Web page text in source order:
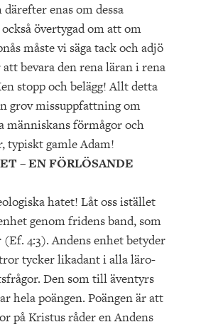
enas om dessa
övertygad om att om
måste vi säga tack och adjö
bevara den rena läran i rena
stopp och belägg! Allt detta
grov missuppfattning om
människans förmågor och
typiskt gamle Adam!
– EN FÖRLÖSANDE
hatet! Låt oss istället
genom fridens band, som
4:3). Andens enhet betyder
tycker likadant i alla läro-
Den som till äventyrs
hela poängen. Poängen är att
på Kristus råder en Andens